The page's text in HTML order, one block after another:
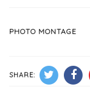
PHOTO MONTAGE
SHARE: